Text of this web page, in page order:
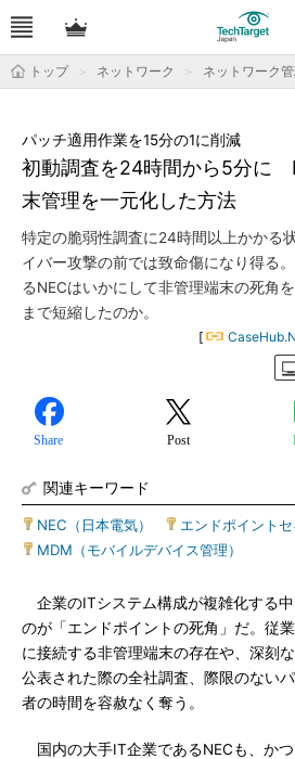
トップ ネットワーク ネットワーク
初動調査を24時間から5分に
末管理を一元化した方法
パッチ適用作業を15分の1に削減
特定の脆弱性調査に24時間以上かかる
イバー攻撃の前では致命傷になり得る
るNECはいかにして非管理端末の死角
まで短縮したのか。
[
Share Post
関連キーワード
NEC（日本電気） エンドポイント
MDM（モバイルデバイス管理）
企業のITシステム構成が複雑化する
のが「エンドポイントの死角」だ。従
に接続する非管理端末の存在や、深刻
公表された際の全社調査、際限のない
者の時間を容赦なく奪う。
国内の大手IT企業であるNECも、か